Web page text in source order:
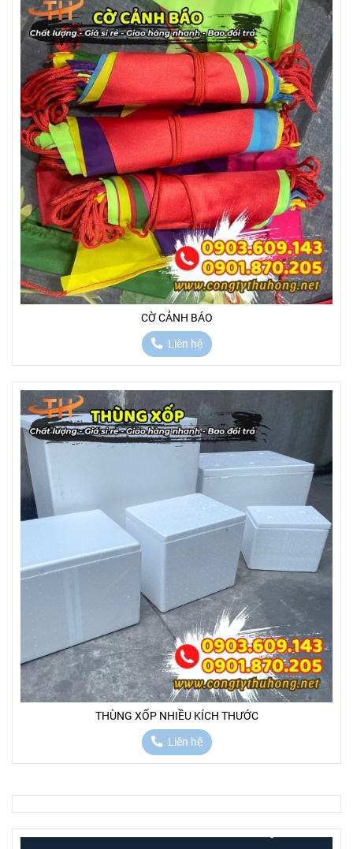
CỜ CẢNH BÁO
Liên hệ
THÙNG XỐP NHIỀU KÍCH THƯỚC
Liên hệ